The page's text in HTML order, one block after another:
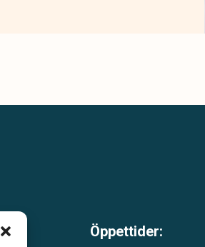
Öppettider: